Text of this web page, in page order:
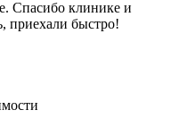
Спасибо клинике и
приехали быстро!